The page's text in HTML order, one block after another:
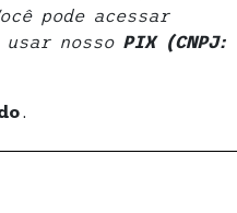
pode acessar
nosso PIX (CNPJ:
.